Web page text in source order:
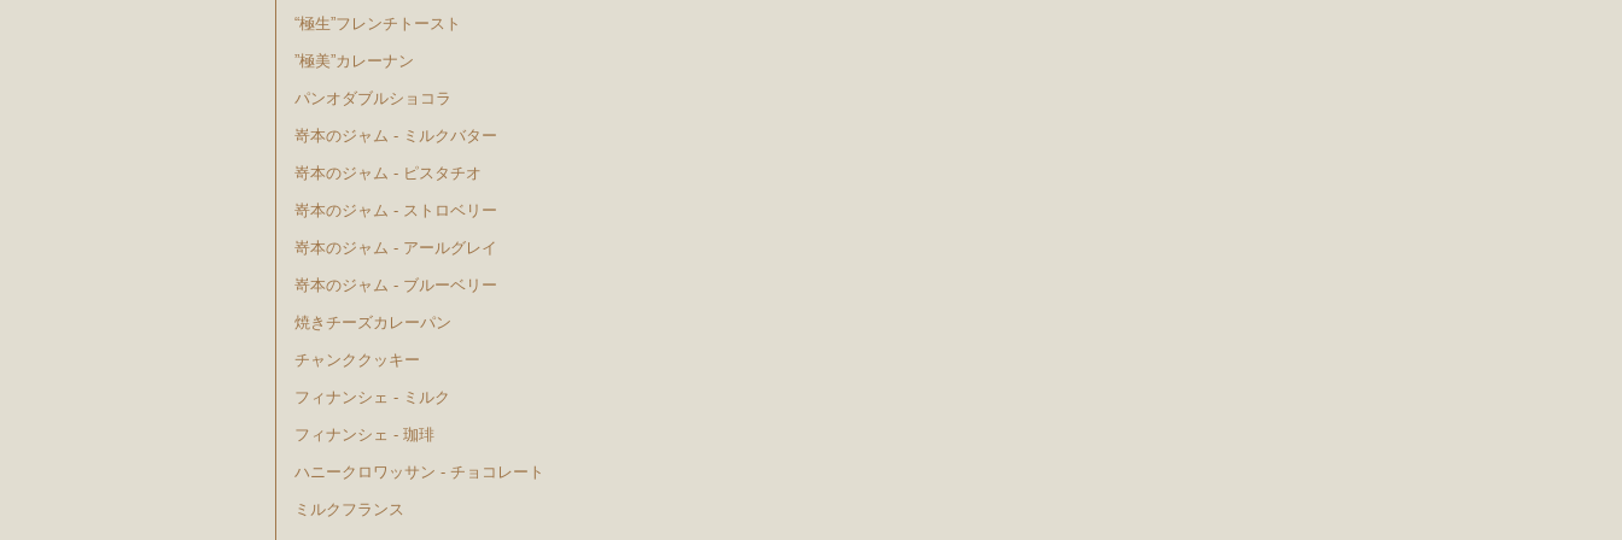
“極生”フレンチトースト
”極美”カレーナン
パンオダブルショコラ
嵜本のジャム - ミルクバター
嵜本のジャム - ピスタチオ
嵜本のジャム - ストロベリー
嵜本のジャム - アールグレイ
嵜本のジャム - ブルーベリー
焼きチーズカレーパン
チャンククッキー
フィナンシェ - ミルク
フィナンシェ - 珈琲
ハニークロワッサン - チョコレート
ミルクフランス